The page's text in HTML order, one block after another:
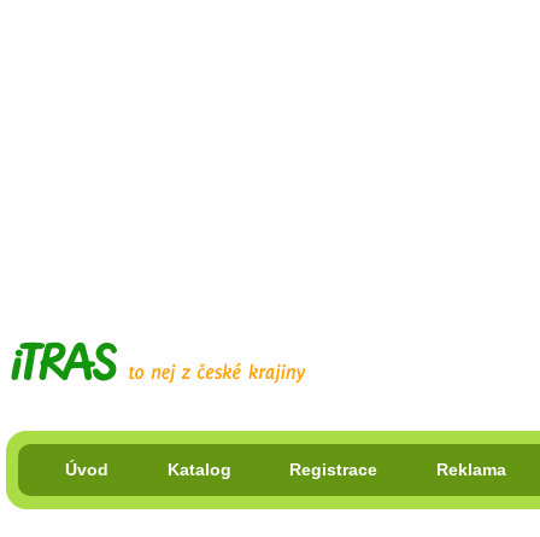
Úvod Katalog Registrace Reklama